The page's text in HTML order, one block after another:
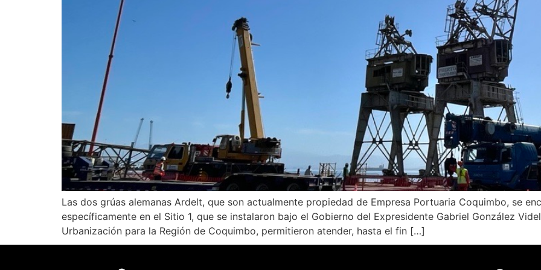
Las dos grúas alemanas Ardelt, que son actualmente propiedad de Empresa Portuaria Coquimbo, se
específicamente en el Sitio 1, que se instalaron bajo el Gobierno del Expresidente Gabriel González
Urbanización para la Región de Coquimbo, permitieron atender, hasta el fin […]